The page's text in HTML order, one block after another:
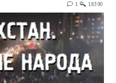
1 18390